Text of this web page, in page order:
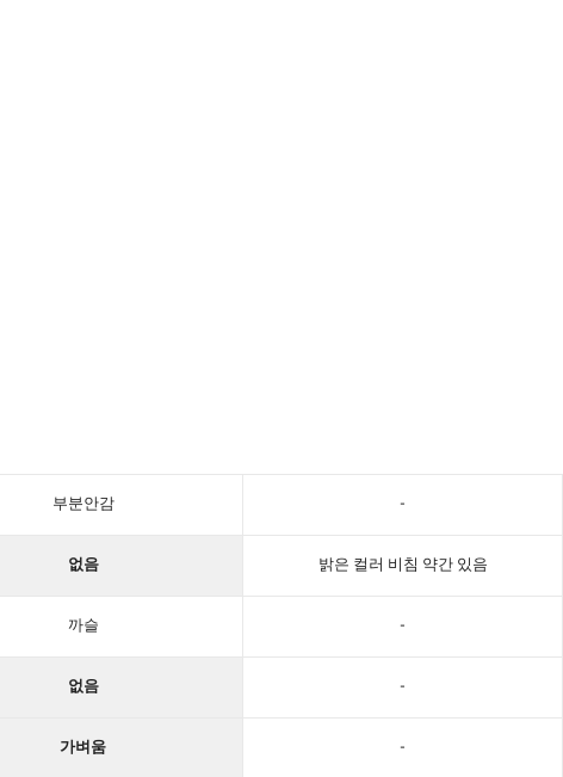
부분안감 -
없음 밝은 컬러 비침 약간 있음
까슬 -
없음 -
가벼움 -